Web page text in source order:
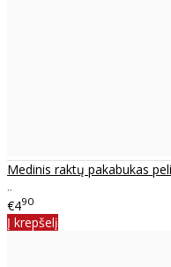
Medinis raktų pakabukas
..
€490
Į krepšelį